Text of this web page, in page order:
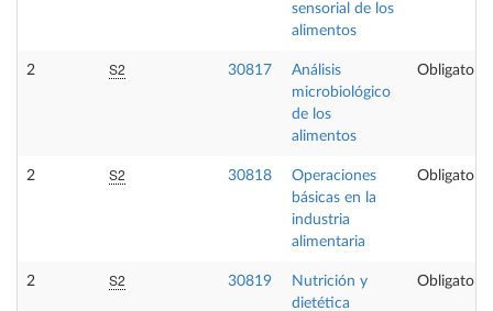
sensorial de los
alimentos
2 S2 30817
Análisis
microbiológico
de los
alimentos
Obligatoria
2 S2 30818
Operaciones
básicas en la
industria
alimentaria
Obligatoria
2 S2 30819
Nutrición y
dietética
Obligatoria